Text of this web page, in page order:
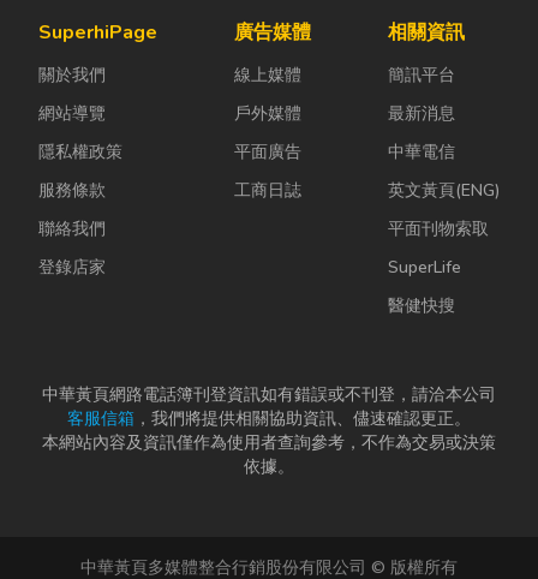
為證券公司的
行的有價證券
貸款，以...
麼？它跟傳統
裝瓦斯有什麼
差別？天然瓦
斯...
通變方便，生
越成熟，加上
房...
SuperhiPage
關於我們
網站導覽
隱私權政策
服務條款
聯絡我們
登錄店家
廣告媒體
線上媒體
戶外媒體
平面廣告
工商日誌
相關資訊
簡訊平台
最新消息
中華電信
英文黃頁(ENG)
平面刊物索取
SuperLife
醫健快搜
中華黃頁網路電話簿刊登資訊如有錯誤或不刊登，請洽本公司
客服信箱 ，我們將提供相關協助資訊、儘速確認更正。
本網站內容及資訊僅作為使用者查詢參考，不作為交易或決策
依據。
中華黃頁多媒體整合行銷股份有限公司 © 版權所有